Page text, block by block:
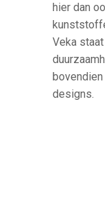
hier dan
Veka
designs.